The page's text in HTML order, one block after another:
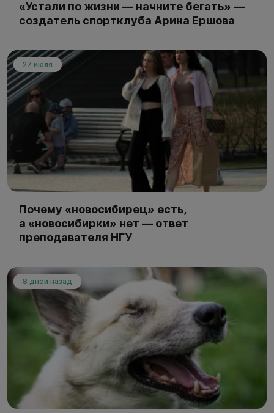
«Устали по жизни — начните бегать» —
создатель спортклуба Арина Ершова
27 июля
Почему «новосибирец» есть,
а «новосибирки» нет — ответ
преподавателя НГУ
8 дней назад